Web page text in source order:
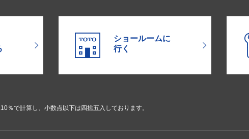
ショールームに
行く
％で計算し、小数点以下は四捨五入しております。